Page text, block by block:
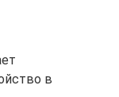
в